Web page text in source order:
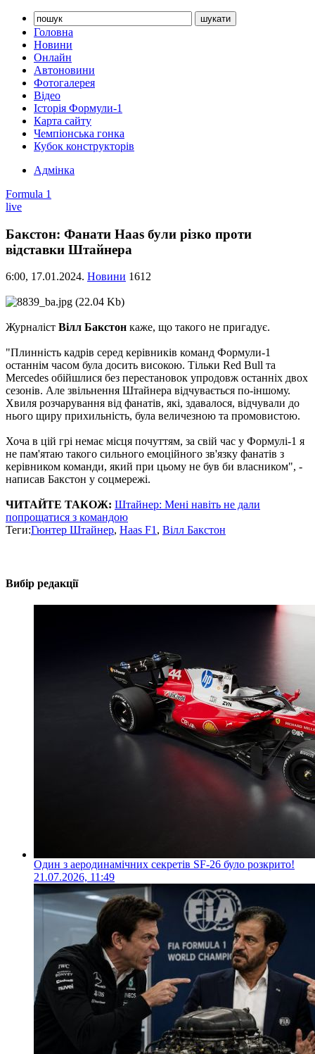
Головна
Новини
Онлайн
Автоновини
Фотогалерея
Відео
Історія Формули-1
Карта сайту
Чемпіонська гонка
Кубок конструкторів
Адмінка
Formula 1
live
Бакстон: Фанати Haas були різко проти
відставки Штайнера
6:00, 17.01.2024. Новини 1612
Журналіст Вілл Бакстон каже, що такого не пригадує.
"Плинність кадрів серед керівників команд Формули-1
останнім часом була досить високою. Тільки Red Bull та
Mercedes обійшлися без перестановок упродовж останніх двох
сезонів. Але звільнення Штайнера відчувається по-іншому.
Хвиля розчарування від фанатів, які, здавалося, відчували до
нього щиру прихильність, була величезною та промовистою.
Хоча в цій грі немає місця почуттям, за свій час у Формулі-1 я
не пам'ятаю такого сильного емоційного зв'язку фанатів з
керівником команди, який при цьому не був би власником", -
написав Бакстон у соцмережі.
ЧИТАЙТЕ ТАКОЖ: Штайнер: Мені навіть не дали
попрощатися з командою
Теги:Гюнтер Штайнер, Haas F1, Вілл Бакстон
Вибір редакції
Один з аеродинамічних секретів SF-26 було розкрито!
21.07.2026, 11:49